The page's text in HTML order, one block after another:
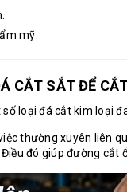
mỹ.
CẮT SẮT ĐỂ
loại đá cắt kim loại
thường xuyên liên
đó giúp đường cắt